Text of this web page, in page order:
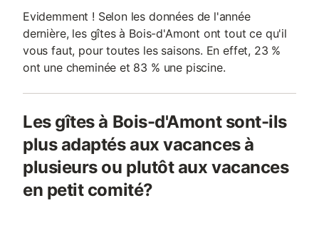
Evidemment ! Selon les données de l'année
dernière, les gîtes à Bois-d'Amont ont tout ce qu'il
vous faut, pour toutes les saisons. En effet, 23 %
ont une cheminée et 83 % une piscine.
Les gîtes à Bois-d'Amont sont-ils
plus adaptés aux vacances à
plusieurs ou plutôt aux vacances
en petit comité?